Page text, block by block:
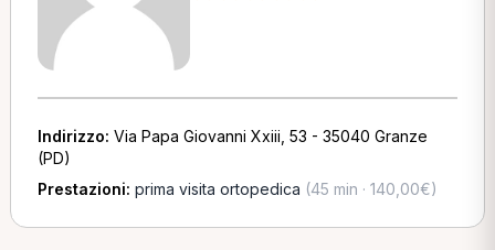
Indirizzo: Via Papa Giovanni Xxiii, 53 - 35040 Granze
(PD)
Prestazioni: prima visita ortopedica (45 min · 140,00€)